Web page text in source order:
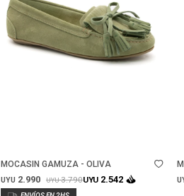
MOCASIN GAMUZA - OLIVA
UYU 2.990 UYU3.790UYU 2.542